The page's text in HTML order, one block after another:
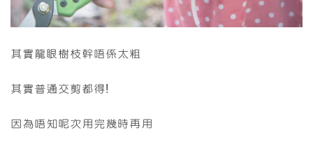
其實龍眼樹枝幹唔係太粗
其實普通交剪都得!
因為唔知呢次用完幾時再用